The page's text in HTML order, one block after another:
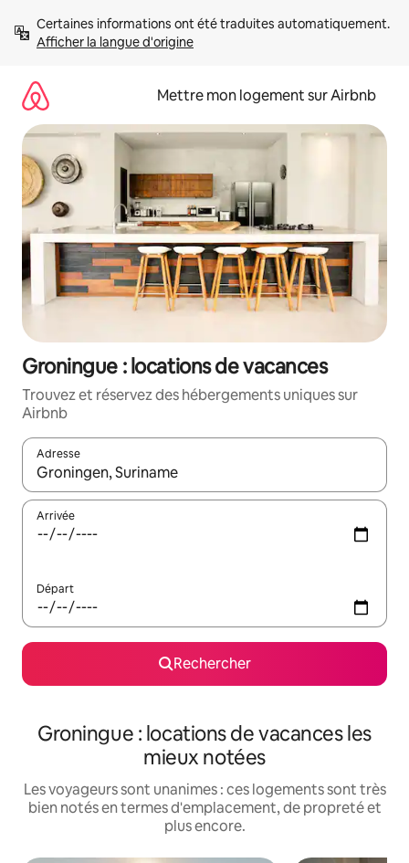
directement
Afficher la langue d'origine
Mettre mon logement sur Airbnb
Groningue : locations de vacances
Trouvez et réservez des hébergements uniques sur
Airbnb
Adresse
Lorsque les résultats s'affichent, utilisez les flèches vers le
Arrivée
Départ
Rechercher
Groningue : locations de vacances les
mieux notées
Les voyageurs sont unanimes : ces logements sont très
bien notés en termes d'emplacement, de propreté et
plus encore.